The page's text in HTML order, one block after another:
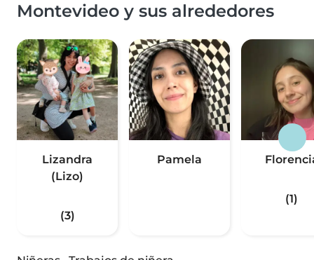
Montevideo y sus alrededores
Lizandra
(Lizo)
(3)
Pamela
(1)